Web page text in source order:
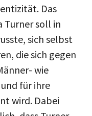
Das
Turner soll in
sich selbst
die sich gegen
wie
für ihre
wird. Dabei